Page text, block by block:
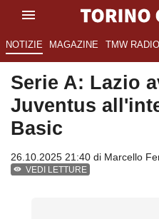
NOTIZIE MAGAZINE TMW RADIO
Serie A: Lazio
Juventus
Basic
26.10.2025 21:40 di Marcello
VEDI LETTURE